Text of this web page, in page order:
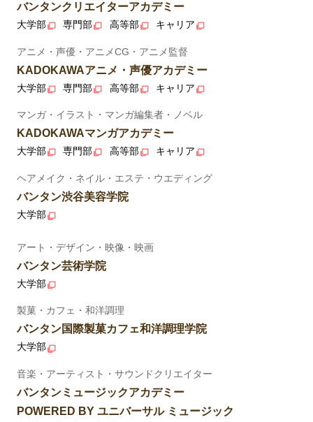
バンタンクリエイターアカデミー
大学部 専門部 高等部 キャリア
アニメ・声優・アニメCG・アニメ監督
KADOKAWAアニメ・声優アカデミー
大学部 専門部 高等部 キャリア
マンガ・イラスト・マンガ編集者・ノベル
KADOKAWAマンガアカデミー
大学部 専門部 高等部 キャリア
ヘアメイク・ネイル・エステ・ウエディング
バンタン渋谷美容学院
大学部
アート・デザイン・映像・映画
バンタン芸術学院
大学部
製菓・カフェ・和洋調理
バンタン国際製菓カフェ和洋調理学院
大学部
音楽・アーティスト・サウンドクリエイター
バンタンミュージックアカデミー
POWERED BY ユニバーサル ミュージック